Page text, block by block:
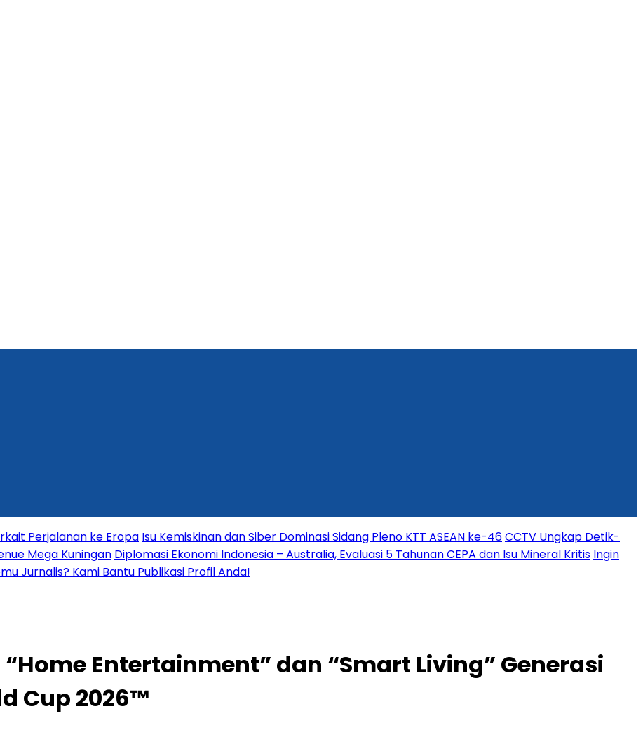
Perjalanan ke Eropa Isu Kemiskinan dan Siber Dominasi Sidang Pleno KTT ASEAN ke-46CCTV Ungkap Detik-
Mega Kuningan Diplomasi Ekonomi Indonesia – Australia, Evaluasi 5 Tahunan CEPA dan Isu Mineral Kritis Ingin
Jurnalis? Kami Bantu Publikasi Profil Anda!
Entertainment” dan “Smart Living” Generasi
Cup 2026™